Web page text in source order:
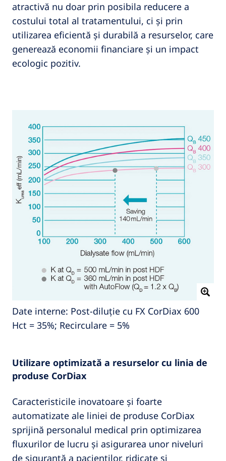
atractivă nu doar prin posibila reducere a
costului total al tratamentului, ci și prin
utilizarea eficientă și durabilă a resurselor, care
generează economii financiare și un impact
ecologic pozitiv.
Date interne: Post-diluție cu FX CorDiax 600
Hct = 35%; Recirculare = 5%
Utilizare optimizată a resurselor cu linia de
produse CorDiax
Caracteristicile inovatoare și foarte
automatizate ale liniei de produse CorDiax
sprijină personalul medical prin optimizarea
fluxurilor de lucru și asigurarea unor niveluri
de siguranță a pacienților, ridicate și